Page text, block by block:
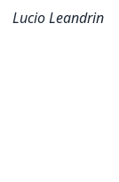
Lucio Leandrin